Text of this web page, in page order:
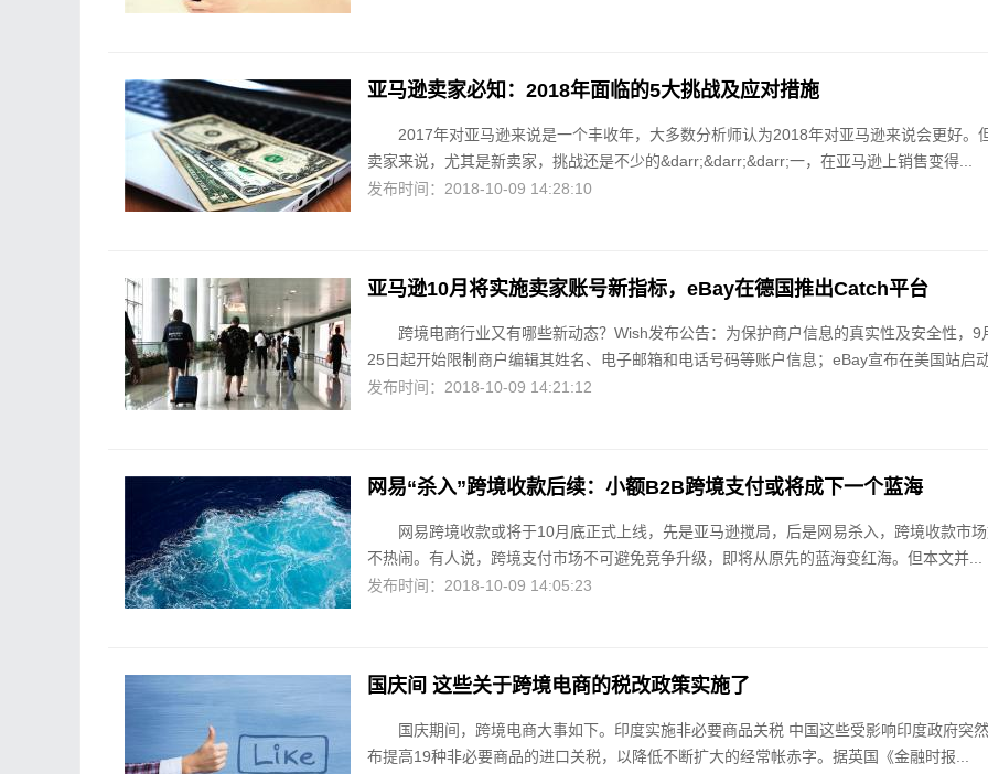
亚马逊卖家必知：2018年面临的5大挑战及应对措施
2017年对亚马逊来说是一个丰收年，大多数分析师认为2018年对亚马逊来说会更好。
卖家来说，尤其是新卖家，挑战还是不少的&darr;&darr;&darr;一，在亚马逊上销售变得...
发布时间：2018-10-09 14:28:10
亚马逊10月将实施卖家账号新指标，eBay在德国推出Catch平台
跨境电商行业又有哪些新动态？Wish发布公告：为保护商户信息的真实性及安全性，9
25日起开始限制商户编辑其姓名、电子邮箱和电话号码等账户信息；eBay宣布在美国站启
发布时间：2018-10-09 14:21:12
网易“杀入”跨境收款后续：小额B2B跨境支付或将成下一个蓝海
网易跨境收款或将于10月底正式上线，先是亚马逊搅局，后是网易杀入，跨境收款市
不热闹。有人说，跨境支付市场不可避免竞争升级，即将从原先的蓝海变红海。但本文并...
发布时间：2018-10-09 14:05:23
国庆间 这些关于跨境电商的税改政策实施了
国庆期间，跨境电商大事如下。印度实施非必要商品关税 中国这些受影响印度政府突
布提高19种非必要商品的进口关税，以降低不断扩大的经常帐赤字。据英国《金融时报...